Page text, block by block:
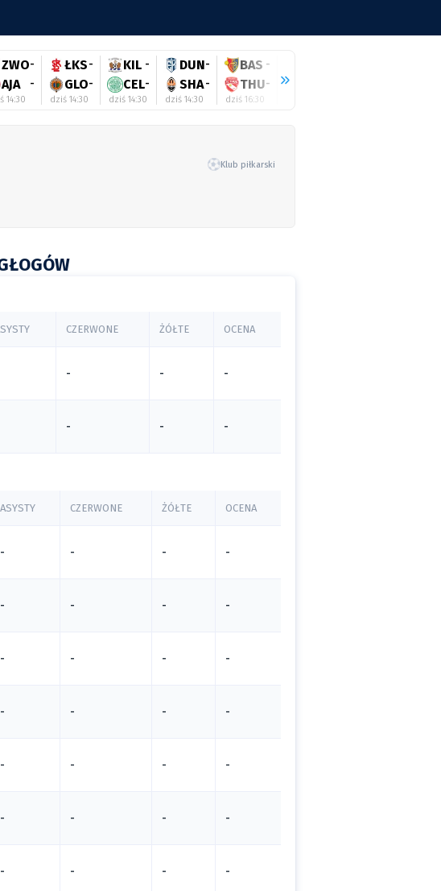
ZWO-
AJA -
14:30
ŁKS-
GLO-
dziś 14:30
KIL -
CEL-
dziś 14:30
DUN-
SHA-
dziś 14:30
BAS -
THU-
dziś 16:30
Klub piłkarski
CZERWONE ŻÓŁTE OCENA
- - -
- - -
ASYSTY CZERWONE ŻÓŁTE OCENA
- - - -
- - - -
- - - -
- - - -
- - - -
- - - -
- - - -